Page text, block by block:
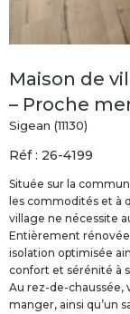
Maison de
– Proche
Sigean (11130)
Réf : 26-4199
Située sur la
les commodités et à
village ne nécessite
Entièrement
isolation optimisée
confort et sérénité à
Au rez-de-chaussée,
manger, ainsi qu’un